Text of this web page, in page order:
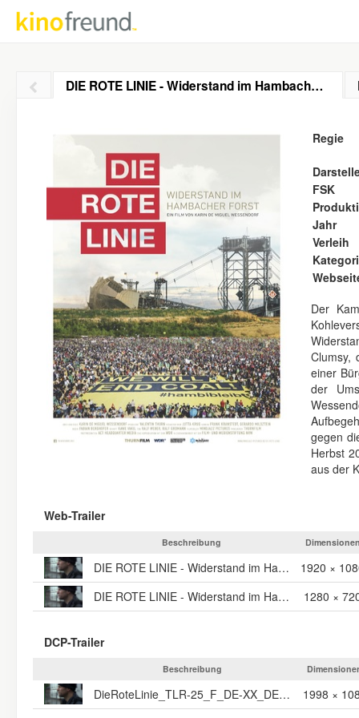
DIE ROTE LINIE - Widerstand im Hambacher Forst
Regie
FSK
Jahr
Verleih
Der
Clumsy,
einer
der
gegen
Herbst
aus der
Web-Trailer
Beschreibung
DIE ROTE LINIE - Widerstand im Hambacher Forst - 1080p
1920 ×
DIE ROTE LINIE - Widerstand im Hambacher Forst - 720p
1280 ×
DCP-Trailer
Beschreibung
DieRoteLinie_TLR-25_F_DE-XX_DE-AA_51_2K_MJ_20190521_FKT_IOP_OV 1998 ×